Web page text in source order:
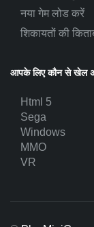
नया गेम लोड करें
शिकायतों की
आपके लिए कौन से खेल
Html 5
Sega
Windows
MMO
VR